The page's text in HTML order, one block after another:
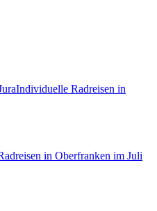
Individuelle Radreisen in
in Oberfranken im Juli